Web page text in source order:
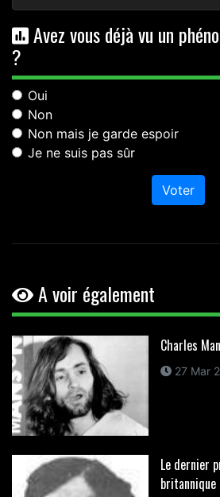
Avez vous déjà vu un
?
Oui
Non
Non mais je garde espoir
Je ne suis pas sûr
Voter
A voir également
Charles
27 Mar
Le dernier
britannique